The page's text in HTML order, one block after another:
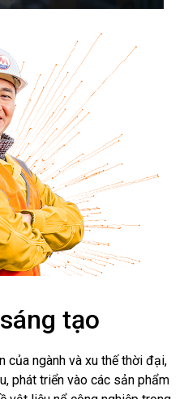
tạo
của ngành và xu thế thời đại,
phát triển vào các sản phẩm